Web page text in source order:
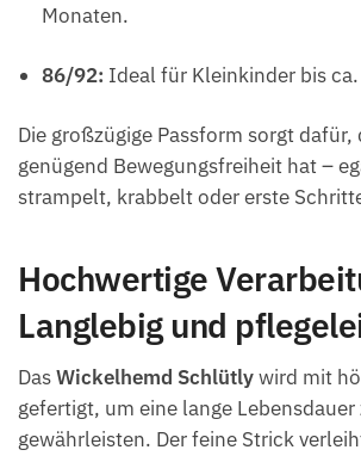
Monaten.
86/92: Ideal für Kleinkinder bis
Die großzügige Passform sorgt dafür,
genügend Bewegungsfreiheit hat –
strampelt, krabbelt oder erste
Hochwertige
Langlebig und
DasWickelhemd Schlütlywird mit
gefertigt, um eine lange Lebensdauer
gewährleisten. Der feine Strick